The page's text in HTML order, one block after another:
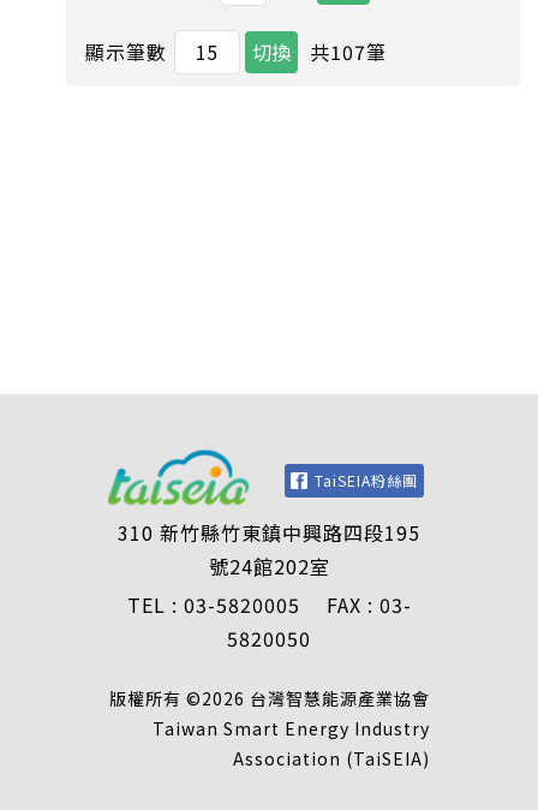
顯示筆數 共107筆
TaiSEIA粉絲團
310 新竹縣竹東鎮中興路四段195
號24館202室
TEL : 03-5820005 FAX : 03-
5820050
版權所有 ©2026 台灣智慧能源產業協會
Taiwan Smart Energy Industry
Association (TaiSEIA)